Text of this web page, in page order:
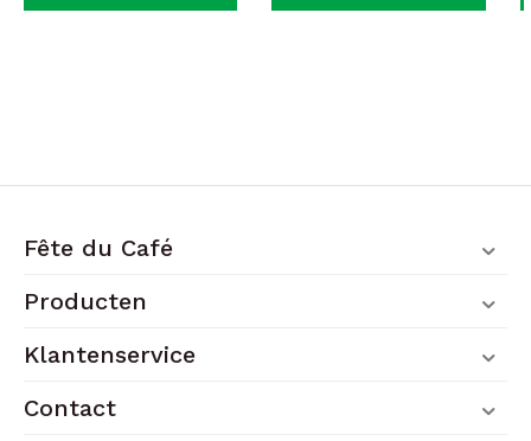
Fête du Café
Producten
Klantenservice
Contact